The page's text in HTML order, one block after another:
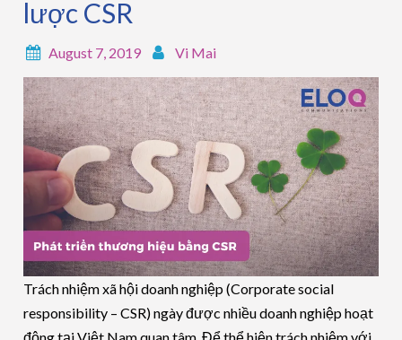
lược CSR
August 7, 2019 Vi Mai
Trách nhiệm xã hội doanh nghiệp (Corporate social
responsibility – CSR) ngày được nhiều doanh nghiệp hoạt